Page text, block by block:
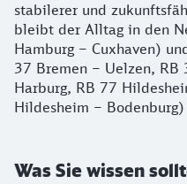
stabilerer und
bleibt der Alltag in den
Hamburg – Cuxhaven)
37 Bremen – Uelzen, RB
Harburg, RB 77
Hildesheim –
Was Sie wissen